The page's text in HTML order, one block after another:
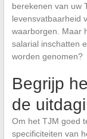
berekenen van uw
levensvatbaarheid
waarborgen. Maar
salarial inschatten
worden genomen?
Begrijp
de
Om het TJM goed
specificiteiten van